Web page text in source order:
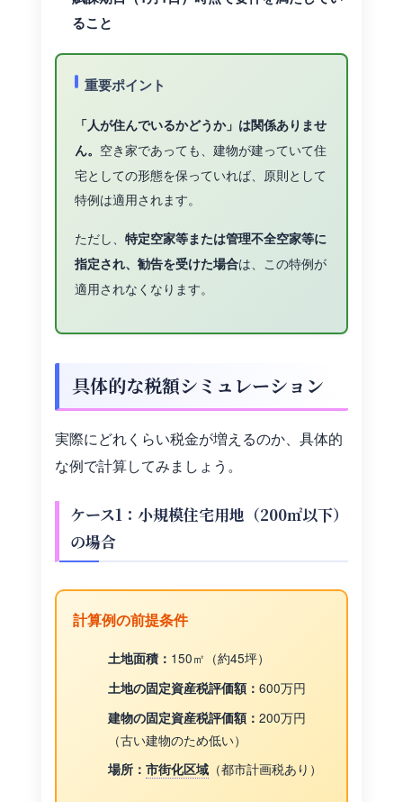
ること
重要ポイント
「人が住んでいるかどうか」は関係ありませ
ん。 空き家であっても、建物が建っていて住
宅としての形態を保っていれば、原則として
特例は適用されます。
ただし、 特定空家等または管理不全空家等に
指定され、勧告を受けた場合は、この特例が
適用されなくなります。
具体的な税額シミュレーション
実際にどれくらい税金が増えるのか、具体的
な例で計算してみましょう。
ケース1：小規模住宅用地（200㎡以下）
の場合
計算例の前提条件
土地面積： 150㎡（約45坪）
土地の固定資産税評価額：600万円
建物の固定資産税評価額：200万円
（古い建物のため低い）
場所：市街化区域 （都市計画税あり）